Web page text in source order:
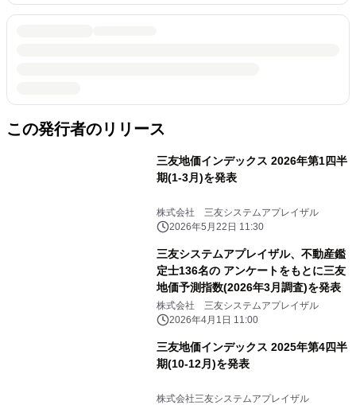
この発行者のリリース
三友地価インデックス 2026年第1四半
期(1-3月)を発表
株式会社 三友システムアプレイザル
2026年5月22日 11:30
三友システムアプレイザル、不動産鑑
定士136名の アンケートをもとに三友
地価予測指数(2026年3月調査)を発表
株式会社 三友システムアプレイザル
2026年4月1日 11:00
三友地価インデックス 2025年第4四半
期(10-12月)を発表
株式会社三友システムアプレイザル